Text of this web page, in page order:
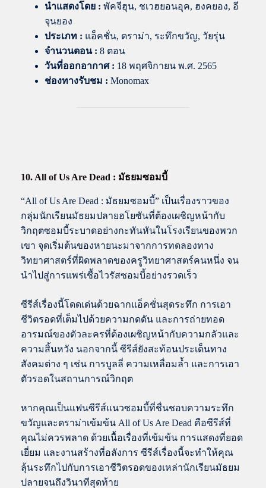
นำแสดงโดย : พัคจีฮุน, ชเวฮยอนอุค, ฮงคยอง, อี
จุนยอง
ประเภท : แอ็คชั่น, ดราม่า, ระทึกขวัญ, วัยรุ่น
จำนวนตอน : 8 ตอน
วันที่ออกอากาศ : 18 พฤศจิกายน พ.ศ. 2565
ช่องทางรับชม : Monomax
10. All of Us Are Dead : มัธยมซอมบี้
“All of Us Are Dead : มัธยมซอมบี้” เป็นเรื่องราวของ
กลุ่มนักเรียนมัธยมปลายฮโยซันที่ต้องเผชิญหน้ากับ
วิกฤตซอมบี้ระบาดอย่างกะทันหันในโรงเรียนของพวก
เขา จุดเริ่มต้นของหายนะมาจากการทดลองทาง
วิทยาศาสตร์ที่ผิดพลาดของครูวิทยาศาสตร์คนหนึ่ง จน
นำไปสู่การแพร่เชื้อไวรัสซอมบี้อย่างรวดเร็ว
ซีรีส์เรื่องนี้โดดเด่นด้วยฉากแอ็คชั่นสุดระทึก การเอา
ชีวิตรอดที่เต็มไปด้วยความกดดัน และการถ่ายทอด
อารมณ์ของตัวละครที่ต้องเผชิญหน้ากับความกลัวและ
ความสิ้นหวัง นอกจากนี้ ซีรีส์ยังสะท้อนประเด็นทาง
สังคมต่าง ๆ เช่น การบูลลี่ ความเหลื่อมล้ำ และการเอา
ตัวรอดในสถานการณ์วิกฤต
หากคุณเป็นแฟนซีรีส์แนวซอมบี้ที่ชื่นชอบความระทึก
ขวัญและดราม่าเข้มข้น All of Us Are Dead คือซีรีส์ที่
คุณไม่ควรพลาด ด้วยเนื้อเรื่องที่เข้มข้น การแสดงที่ยอด
เยี่ยม และงานสร้างที่อลังการ ซีรีส์เรื่องนี้จะทำให้คุณ
ลุ้นระทึกไปกับการเอาชีวิตรอดของเหล่านักเรียนมัธยม
ปลายจนถึงวินาทีสุดท้าย